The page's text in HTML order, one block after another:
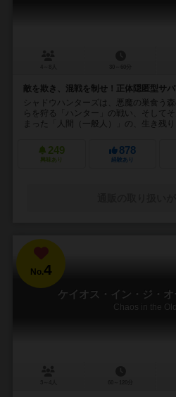
敵を欺き、混戦を制せ！正体隠匿型サ
シャドウハンターズは、悪魔の巣食う
らを狩る「ハンター」の戦い、そして
まった「人間（一般人）」の、生き残
249
興味あり
878
経験あり
No.4
ケイオス・イン・ジ・
Chaos in the